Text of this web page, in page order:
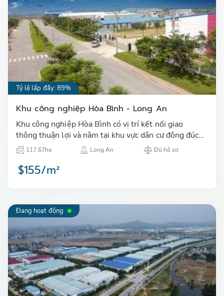
Tỷ lệ lấp đầy: 89%
Khu công nghiệp Hòa Bình - Long An
Khu công nghiệp Hòa Bình có vị trí kết nối giao
thông thuận lợi và nằm tại khu vực dân cư đông đúc,
thuận tiện cho việc đi lại và phát triển sản xuất. …
117.67ha Long An Đủ hồ sơ
$155/m²
Đang hoạt động